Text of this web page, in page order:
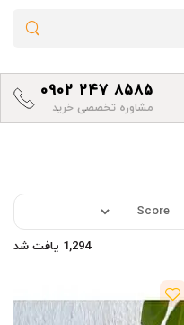
0902 247 8585
مشاوره تخصصی خرید
1,294 یافت شد